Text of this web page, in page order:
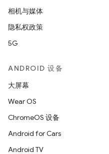
相机与媒体
隐私权政策
5G
ANDROID 设备
大屏幕
Wear OS
ChromeOS 设备
Android for Cars
Android TV